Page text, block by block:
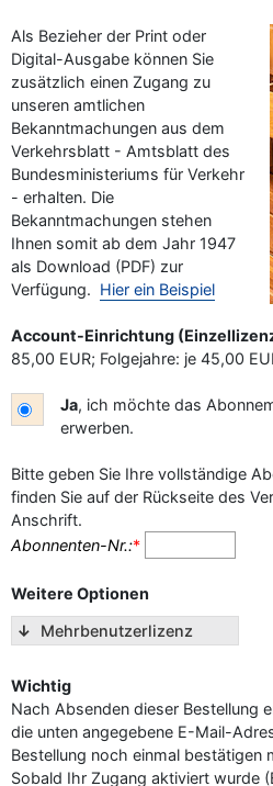
Als Bezieher der Print oder
Digital-Ausgabe können Sie
zusätzlich einen Zugang zu
unseren amtlichen
Bekanntmachungen aus dem
Verkehrsblatt - Amtsblatt des
Bundesministeriums für Verkehr
- erhalten. Die
Bekanntmachungen stehen
Ihnen somit ab dem Jahr 1947
als Download (PDF) zur
Verfügung. Hier ein Beispiel
Account-Einrichtung
85,00 EUR; Folgejahre: je 45,00
Ja, ich möchte das
erwerben.
Bitte geben Sie Ihre vollständige
finden Sie auf der Rückseite des
Anschrift.
Abonnenten-Nr.:*
Weitere Optionen
↓
Mehrbenutzerlizenz
Wichtig
Nach Absenden dieser Bestellung
die unten angegebene E-Mail-
Bestellung noch einmal bestätigen
Sobald Ihr Zugang aktiviert wurde